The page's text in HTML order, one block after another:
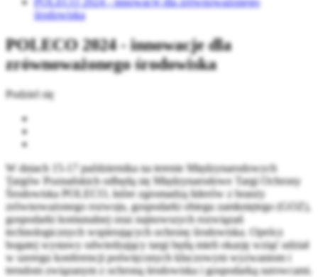
środowiska
POLECO 2024 - innowacje dla
zrównoważonego środowiska
Podziel się
W dniach 15-17 października na terenie Międzynarodowych
Targów Poznańskich odbędą się Międzynarodowe Targi Ochrony
Środowiska POLECO, które zgromadzą liderów z branży
zrównoważonego rozwoju, gospodarki obiegu zamkniętego (GOZ),
gospodarki komunalnej oraz najnowszych rozwiązań
technologicznych wspierających ochronę środowiska. Oprócz
bogatej wystawy odwiedzający targi będą mieli okazję wziąć udział
w szeregu konferencji poświęconych kluczowym wyzwaniom i
trendom związanym z ochroną środowiska i gospodarką surowcami.